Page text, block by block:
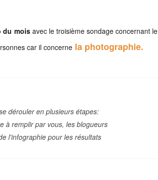
du moisavec le troisième sondage concernant le
car il concerne la photographie.
dérouleren plusieurs étapes:
à remplir par vous, les blogueurs
l'infographie pour les résultats